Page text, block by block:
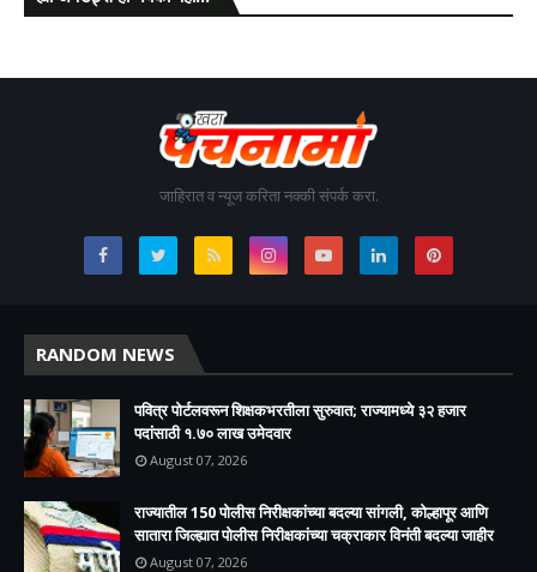
जाहिरात व न्यूज करिता नक्की संपर्क करा.
RANDOM NEWS
पवित्र पोर्टलवरून शिक्षकभरतीला सुरुवात; राज्यामध्ये ३२ हजार
पदांसाठी १.७० लाख उमेदवार
August 07, 2026
राज्यातील 150 पोलीस निरीक्षकांच्या बदल्या सांगली, कोल्हापूर आणि
सातारा जिल्ह्यात पोलीस निरीक्षकांच्या चक्राकार विनंती बदल्या जाहीर
August 07, 2026